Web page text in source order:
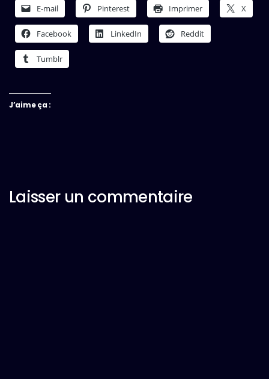
E-mail Pinterest Imprimer X
Facebook LinkedIn Reddit
Tumblr
J’aime ça :
Laisser un commentaire